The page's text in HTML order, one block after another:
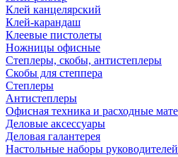
Клей канцелярский
Клей-карандаш
Клеевые пистолеты
Ножницы офисные
Степлеры, скобы, антистеплеры
Скобы для степпера
Степлеры
Антистеплеры
Офисная техника и расходные
Деловые аксессуары
Деловая галантерея
Настольные наборы руководителей